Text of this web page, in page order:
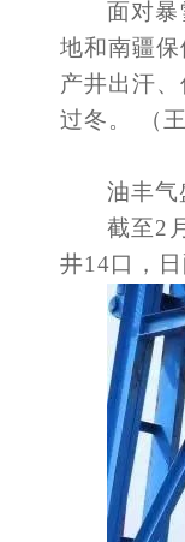
面对暴
地和南疆
产井出汗
过冬。
（
油丰气
截至2
井14口，